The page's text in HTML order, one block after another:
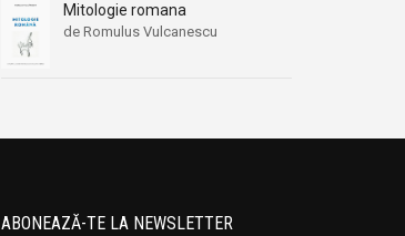
Mitologie romana
de Romulus Vulcanescu
ABONEAZĂ-TE LA NEWSLETTER